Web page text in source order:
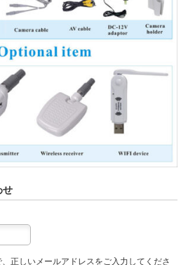
せ
正しいメールアドレスをご入力してくださ